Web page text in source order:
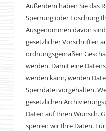
Außerdem haben Sie das
Sperrung oder Löschung
Ausgenommen davon
gesetzlicher Vorschriften
ordnungsgemäßen
werden. Damit eine
werden kann, werden
Sperrdatei vorgehalten.
gesetzlichen
Daten auf Ihren Wunsch.
sperren wir Ihre Daten.